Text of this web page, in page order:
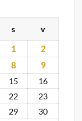
s v
1
2
8 9
15
16
22
23
29
30